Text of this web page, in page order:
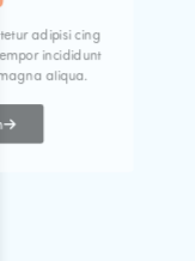
adipisi cing
incididunt
aliqua.